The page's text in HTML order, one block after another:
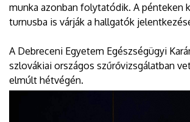
munka azonban folytatódik. A pénteken
turnusba is várják a hallgatók
A Debreceni Egyetem Egészségügyi
szlovákiai országos szűrővizsgálatban
elmúlt hétvégén.